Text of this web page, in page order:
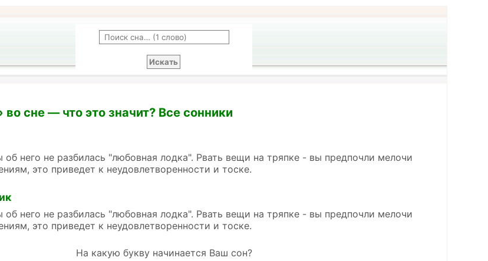
сне — что это значит? Все сонники
об него не разбилась "любовная лодка". Рвать вещи на тряпке - вы предпочли мелочи
это приведет к неудовлетворенности и тоске.
об него не разбилась "любовная лодка". Рвать вещи на тряпке - вы предпочли мелочи
это приведет к неудовлетворенности и тоске.
На какую букву начинается Ваш сон?